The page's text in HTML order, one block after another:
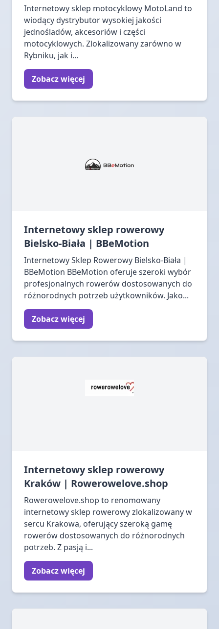
Internetowy sklep motocyklowy MotoLand to
wiodący dystrybutor wysokiej jakości
jednośladów, akcesoriów i części
motocyklowych. Zlokalizowany zarówno w
Rybniku, jak i...
Zobacz więcej
Internetowy sklep rowerowy
Bielsko-Biała | BBeMotion
Internetowy Sklep Rowerowy Bielsko-Biała |
BBeMotion BBeMotion oferuje szeroki wybór
profesjonalnych rowerów dostosowanych do
różnorodnych potrzeb użytkowników. Jako...
Zobacz więcej
Internetowy sklep rowerowy
Kraków | Rowerowelove.shop
Rowerowelove.shop to renomowany
internetowy sklep rowerowy zlokalizowany w
sercu Krakowa, oferujący szeroką gamę
rowerów dostosowanych do różnorodnych
potrzeb. Z pasją i...
Zobacz więcej